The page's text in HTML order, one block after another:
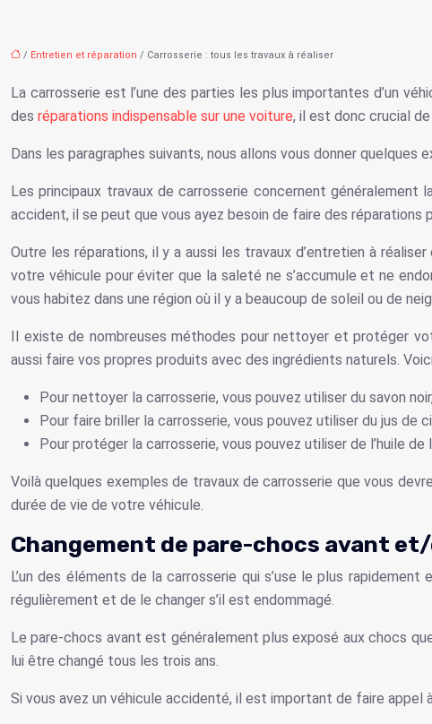
/ Entretien et réparation / Carrosserie : tous les travaux à réaliser
La carrosserie est l’une des parties les plus importantes d’un
des réparations indispensable sur une voiture, il est donc crucial
Dans les paragraphes suivants, nous allons vous donner
Les principaux travaux de carrosserie concernent
accident, il se peut que vous ayez besoin de faire des
Outre les réparations, il y a aussi les travaux d’entretien à
votre véhicule pour éviter que la saleté ne s’accumule et ne
vous habitez dans une région où il y a beaucoup de soleil ou de
Il existe de nombreuses méthodes pour nettoyer et protéger
aussi faire vos propres produits avec des ingrédients naturels.
Pour nettoyer la carrosserie, vous pouvez utiliser du savon
Pour faire briller la carrosserie, vous pouvez utiliser du jus de
Pour protéger la carrosserie, vous pouvez utiliser de l’huile de
Voilà quelques exemples de travaux de carrosserie que vous
durée de vie de votre véhicule.
Changement de pare-chocs avant
L’un des éléments de la carrosserie qui s’use le plus
régulièrement et de le changer s’il est endommagé.
Le pare-chocs avant est généralement plus exposé aux chocs
lui être changé tous les trois ans.
Si vous avez un véhicule accidenté, il est important de faire